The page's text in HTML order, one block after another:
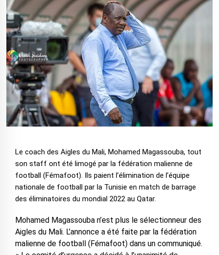
Le coach des Aigles du Mali, Mohamed Magassouba, tout
son staff ont été limogé par la fédération malienne de
football (Fémafoot). Ils paient l’élimination de l’équipe
nationale de football par la Tunisie en match de barrage
des éliminatoires du mondial 2022 au Qatar.
Mohamed Magassouba n’est plus le sélectionneur des
Aigles du Mali. L’annonce a été faite par la fédération
malienne de football (Fémafoot) dans un communiqué.